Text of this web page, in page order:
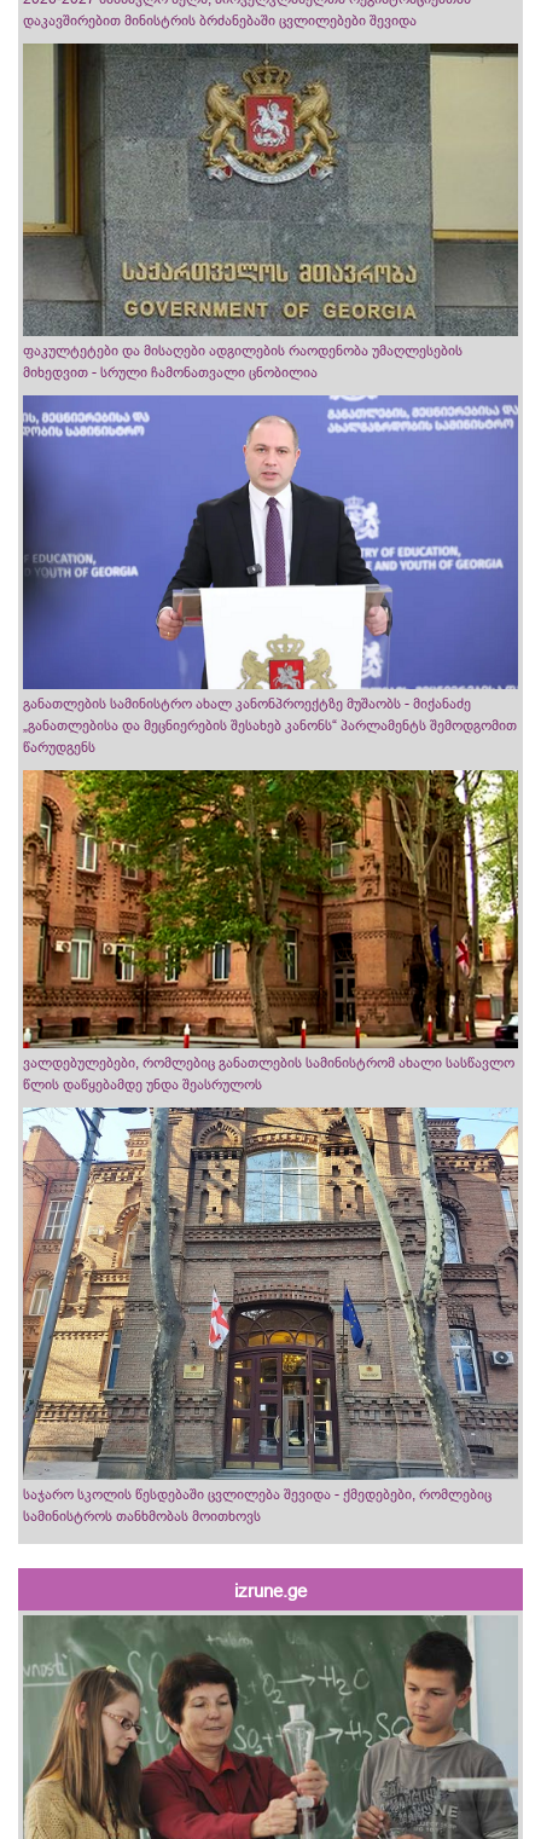
დაკავშირებით მინისტრის ბრძანებაში ცვლილებები შევიდა
ფაკულტეტები და მისაღები ადგილების რაოდენობა უმაღლესების
მიხედვით - სრული ჩამონათვალი ცნობილია
განათლების სამინისტრო ახალ კანონპროექტზე მუშაობს - მიქანაძე
„განათლებისა და მეცნიერების შესახებ კანონს“ პარლამენტს შემოდგომით
წარუდგენს
ვალდებულებები, რომლებიც განათლების სამინისტრომ ახალი სასწავლო
წლის დაწყებამდე უნდა შეასრულოს
საჯარო სკოლის წესდებაში ცვლილება შევიდა - ქმედებები, რომლებიც
სამინისტროს თანხმობას მოითხოვს
izrune.ge